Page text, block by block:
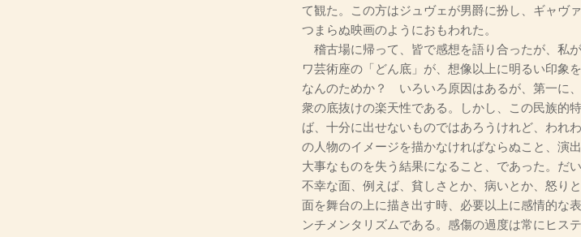
て観た。この方はジュヴェが男爵に扮し、ギャヴ
つまらぬ映画のようにおもわれた。
稽古場に帰って、皆で感想を語り合ったが、私
ワ芸術座の「どん底」が、想像以上に明るい印象
なんのためか？ いろいろ原因はあるが、第一に
衆の底抜けの楽天性である。しかし、この民族的
ば、十分に出せないものではあろうけれど、われ
の人物のイメージを描かなければならぬこと、演
大事なものを失う結果になること、であった。だ
不幸な面、例えば、貧しさとか、病いとか、怒り
面を舞台の上に描き出す時、必要以上に感情的な
ンチメンタリズムである。感傷の過度は常にヒス